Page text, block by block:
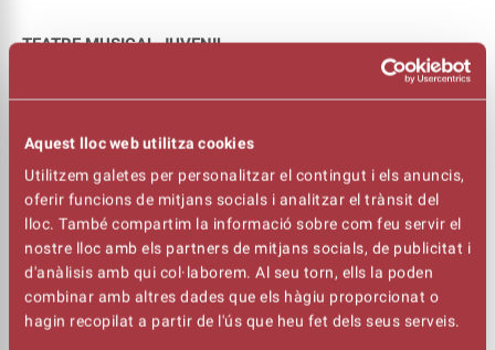
Aquest lloc web utilitza cookies
Utilitzem galetes per personalitzar el contingut i els anuncis,
oferir funcions de mitjans socials i analitzar el trànsit del
lloc. També compartim la informació sobre com feu servir el
nostre lloc amb els partners de mitjans socials, de publicitat i
d'anàlisis amb qui col·laborem. Al seu torn, ells la poden
combinar amb altres dades que els hàgiu proporcionat o
hagin recopilat a partir de l'ús que heu fet dels seus serveis.
TEATRE MUSICAL JUVENIL
‘Mean Girls’de Tina Fey
TEATRE JOVE
Dissabte, 27 de maig – 18 h
‘Contaminats’de creació col·lectiva
Dissabte, 3 de juny – 18 h
‘Amor informació’de Caryl Churchil